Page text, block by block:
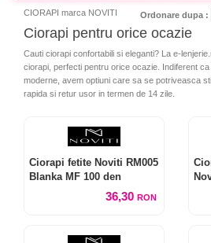
CIORAPI marca NOVITI Ordonare dupa :
Ciorapi pentru orice ocazie
Cauti ciorapi confortabili si eleganti? La e-
ciorapi, perfecti pentru orice ocazie. Indiferent
moderne, avem optiuni care sa se potriveasca
rapida si retur usor in termen de 14 zile.
Ciorapi fetite Noviti RM005
Blanka MF 100 den
36,30 RON